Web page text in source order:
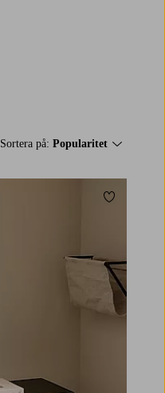
Sortera på: Popularitet
Lägg till i